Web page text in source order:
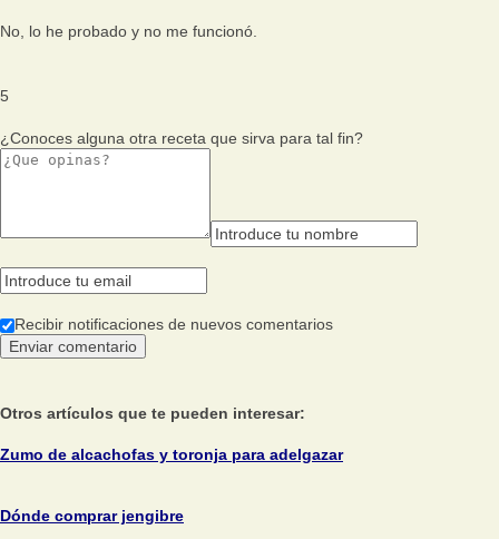
No, lo he probado y no me funcionó.
5
¿Conoces alguna otra receta que sirva para tal fin?
Recibir notificaciones de nuevos comentarios
Otros artículos que te pueden interesar:
Zumo de alcachofas y toronja para adelgazar
Dónde comprar jengibre